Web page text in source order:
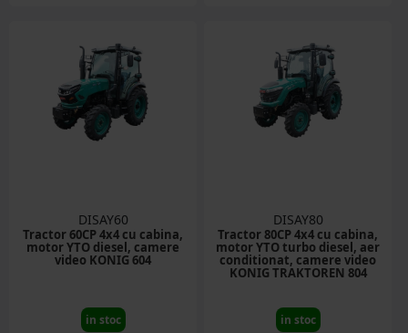
DISAY60
Tractor 60CP 4x4 cu cabina,
motor YTO diesel, camere
video KONIG 604
in stoc
DISAY80
Tractor 80CP 4x4 cu cabina,
motor YTO turbo diesel, aer
conditionat, camere video
KONIG TRAKTOREN 804
in stoc